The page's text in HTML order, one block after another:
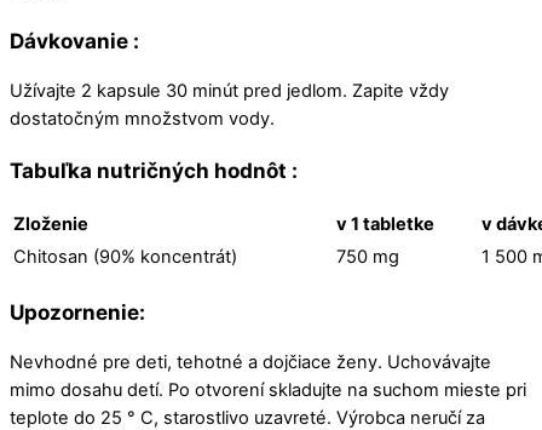
Dávkovanie :
Užívajte 2 kapsule 30 minút pred jedlom. Zapite vždy
dostatočným množstvom vody.
Tabuľka nutričných hodnôt :
Zloženie v 1 tabletke
v
Chitosan (90% koncentrát)
750 mg 1 500
Upozornenie:
Nevhodné pre deti, tehotné a dojčiace ženy. Uchovávajte
mimo dosahu detí. Po otvorení skladujte na suchom mieste pri
teplote do 25 ° C, starostlivo uzavreté. Výrobca neručí za